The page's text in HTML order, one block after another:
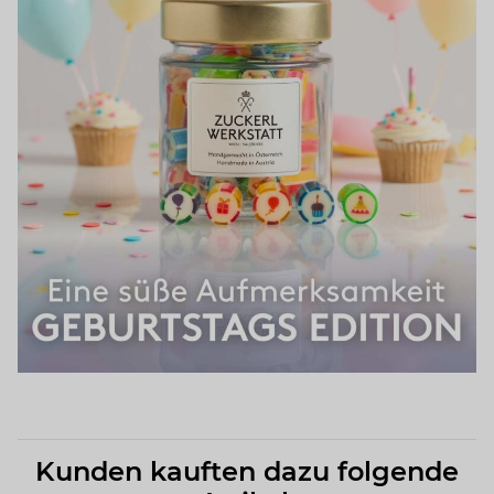
Kunden kauften dazu folgende